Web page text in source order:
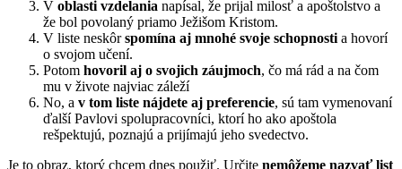
V oblasti vzdelania napísal, že prijal milosť a apoštolstvo a
že bol povolaný priamo Ježišom Kristom.
V liste neskôrspomína aj mnohé svoje schopnosti a hovorí
o svojom učení.
Potom hovoril aj o svojich záujmoch, čo má rád a na čom
mu v živote najviac záleží
No, a v tom liste nájdete aj preferencie, sú tam vymenovaní
ďalší Pavlovi spolupracovníci, ktorí ho ako apoštola
rešpektujú, poznajú a prijímajú jeho svedectvo.
Je to obraz, ktorý chcem dnes použiť. Určite nemôžeme nazvať list